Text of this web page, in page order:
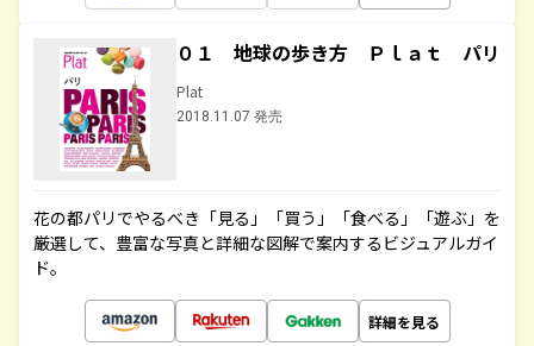
０１ 地球の歩き方 Ｐｌａｔ パリ
Plat
2018.11.07 発売
花の都パリでやるべき「見る」「買う」「食べる」「遊ぶ」を
厳選して、豊富な写真と詳細な図解で案内するビジュアルガイ
ド。
詳細を見る